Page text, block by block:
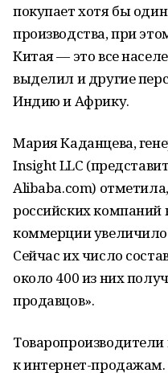
покупает хотя бы
производства, при
Китая — это все
выделил и другие
Индию и Африку.
Мария Каданцева,
Insight LLC
Alibaba.com)
российских компаний
коммерции
Сейчас их число
около 400 из них
продавцов».
к интернет-